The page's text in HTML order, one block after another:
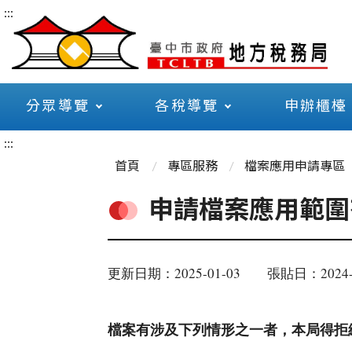
:::
分眾導覽 各稅導覽 申辦櫃檯
:::
首頁
專區服務 檔案應用申請專區
申請檔案應用範
更新日期：2025-01-03 張貼日：
檔案有涉及下列情形之一者，本局得拒